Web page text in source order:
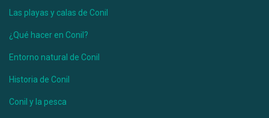
Las playas y calas de Conil
¿Qué hacer en Conil?
Entorno natural de Conil
Historia de Conil
Conil y la pesca